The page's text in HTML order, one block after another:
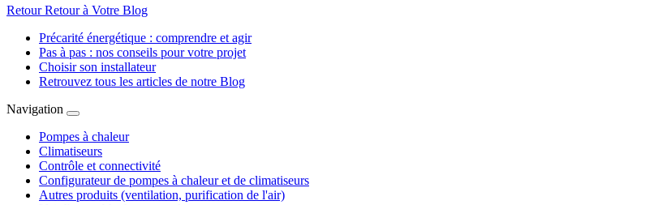
Retour Retour à Votre Blog
Précarité énergétique : comprendre et agir
Pas à pas : nos conseils pour votre projet
Choisir son installateur
Retrouvez tous les articles de notre Blog
Navigation
Pompes à chaleur
Climatiseurs
Contrôle et connectivité
Configurateur de pompes à chaleur et de climatiseurs
Autres produits (ventilation, purification de l'air)